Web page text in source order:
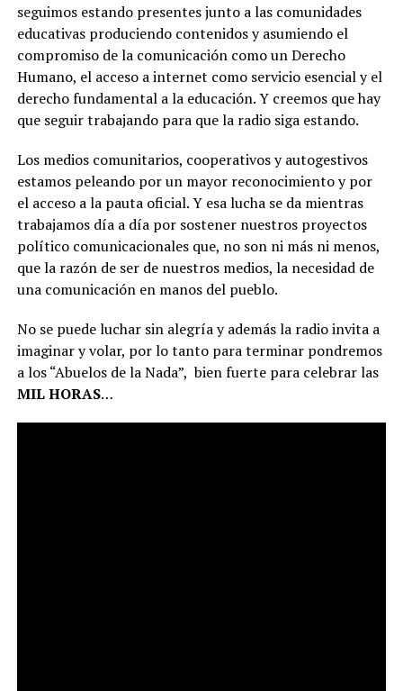
seguimos estando presentes junto a las comunidades
educativas produciendo contenidos y asumiendo el
compromiso de la comunicación como un Derecho
Humano, el acceso a internet como servicio esencial y el
derecho fundamental a la educación. Y creemos que hay
que seguir trabajando para que la radio siga estando.
Los medios comunitarios, cooperativos y autogestivos
estamos peleando por un mayor reconocimiento y por
el acceso a la pauta oficial. Y esa lucha se da mientras
trabajamos día a día por sostener nuestros proyectos
político comunicacionales que, no son ni más ni menos,
que la razón de ser de nuestros medios, la necesidad de
una comunicación en manos del pueblo.
No se puede luchar sin alegría y además la radio invita a
imaginar y volar, por lo tanto para terminar pondremos
a los “Abuelos de la Nada”, bien fuerte para celebrar las
MIL HORAS…